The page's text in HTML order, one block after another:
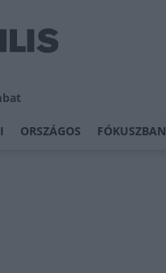
ORSZÁGOS FÓKUSZBAN